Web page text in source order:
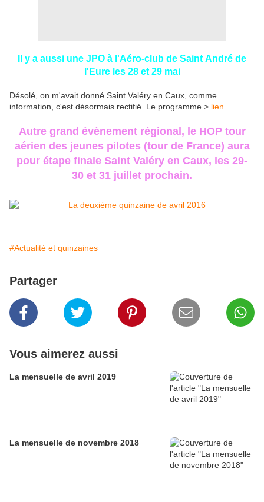
Il y a aussi une JPO à l'Aéro-club de Saint André de
l'Eure les 28 et 29 mai
Désolé, on m'avait donné Saint Valéry en Caux, comme
information, c'est désormais rectifié. Le programme > lien
Autre grand évènement régional, le HOP tour
aérien des jeunes pilotes (tour de France) aura
pour étape finale Saint Valéry en Caux, les 29-
30 et 31 juillet prochain.
#Actualité et quinzaines
Partager
Vous aimerez aussi
La mensuelle de avril 2019
La mensuelle de novembre 2018